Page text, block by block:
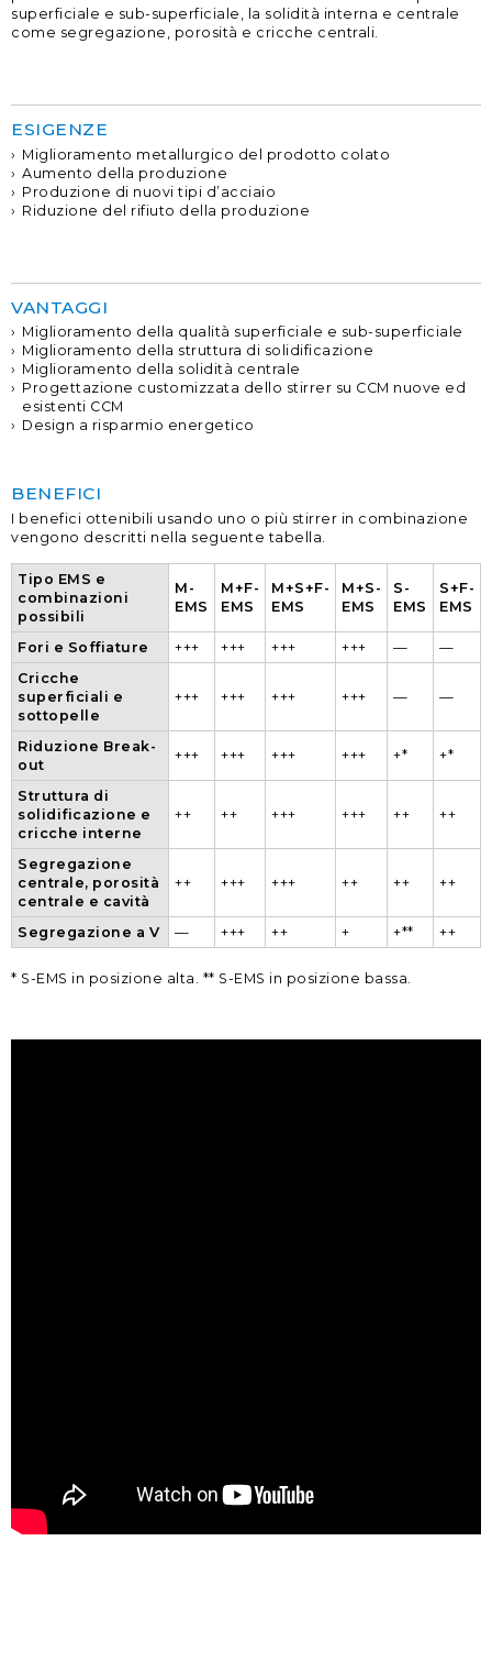
superficiale e sub-superficiale, la solidità interna e centrale
come segregazione, porosità e cricche centrali.
ESIGENZE
Miglioramento metallurgico del prodotto colato
Aumento della produzione
Produzione di nuovi tipi d’acciaio
Riduzione del rifiuto della produzione
VANTAGGI
Miglioramento della qualità superficiale e sub-superficiale
Miglioramento della struttura di solidificazione
Miglioramento della solidità centrale
Progettazione customizzata dello stirrer su CCM nuove ed
esistenti CCM
Design a risparmio energetico
BENEFICI
I benefici ottenibili usando uno o più stirrer in combinazione
vengono descritti nella seguente tabella.
Tipo EMS e
combinazioni
possibili
M-
EMS
M+F-
EMS
M+S+F-
EMS
M+S-
EMS
S-
EMS
S+F-
EMS
Fori e Soffiature +++ +++ +++ +++ —
—
Cricche
superficiali e
sottopelle
+++ +++ +++ +++ — —
Riduzione Break-
out
+++ +++ +++ +++ +* +*
Struttura di
solidificazione e
cricche interne
++ ++ +++ +++ ++ ++
Segregazione
centrale, porosità
centrale e cavità
++ +++ +++ ++ ++ ++
Segregazione a V — +++ ++ + +** ++
* S-EMS in posizione alta. ** S-EMS in posizione bassa.